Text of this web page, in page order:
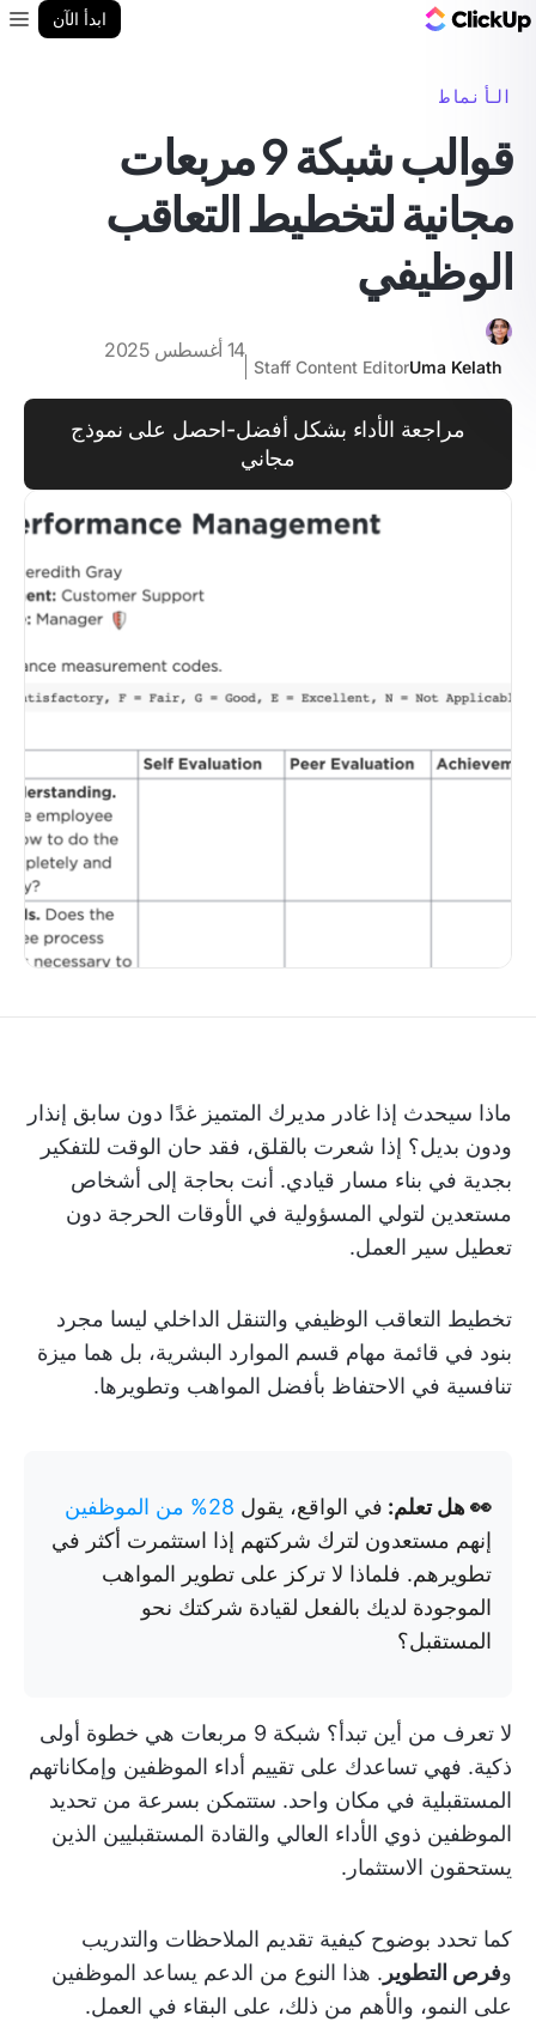
ابدأ الآن
الأنماط
قوالب شبكة 9 مربعات
مجانية لتخطيط التعاقب
الوظيفي
Uma Kelath
Staff Content Editor
14 أغسطس 2025
مراجعة الأداء بشكل أفضل-احصل على نموذج
مجاني
ماذا سيحدث إذا غادر مديرك المتميز غدًا دون سابق إنذار
ودون بديل؟ إذا شعرت بالقلق، فقد حان الوقت للتفكير
بجدية في بناء مسار قيادي. أنت بحاجة إلى أشخاص
مستعدين لتولي المسؤولية في الأوقات الحرجة دون
تعطيل سير العمل.
تخطيط التعاقب الوظيفي والتنقل الداخلي ليسا مجرد
بنود في قائمة مهام قسم الموارد البشرية، بل هما ميزة
تنافسية في الاحتفاظ بأفضل المواهب وتطويرها.
👀 هل تعلم: في الواقع، يقول 28% من الموظفين
إنهم مستعدون لترك شركتهم إذا استثمرت أكثر في
تطويرهم. فلماذا لا تركز على تطوير المواهب
الموجودة لديك بالفعل لقيادة شركتك نحو
المستقبل؟
لا تعرف من أين تبدأ؟ شبكة 9 مربعات هي خطوة أولى
ذكية. فهي تساعدك على تقييم أداء الموظفين وإمكاناتهم
المستقبلية في مكان واحد. ستتمكن بسرعة من تحديد
الموظفين ذوي الأداء العالي والقادة المستقبليين الذين
يستحقون الاستثمار.
كما تحدد بوضوح كيفية تقديم الملاحظات والتدريب
وفرص التطوير . هذا النوع من الدعم يساعد الموظفين
على النمو، والأهم من ذلك، على البقاء في العمل.